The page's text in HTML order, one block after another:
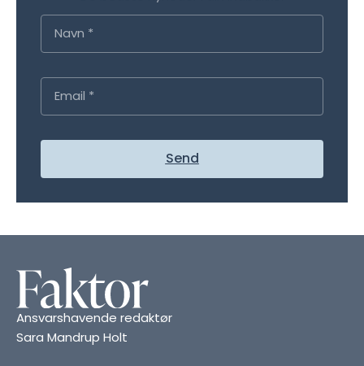
Send
Ansvarshavende redaktør
Sara Mandrup Holt